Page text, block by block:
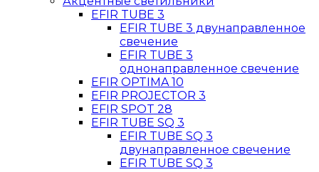
EFIR TUBE 3
EFIR TUBE 3 двунаправленное
свечение
EFIR TUBE 3
однонаправленное свечение
EFIR OPTIMA 10
EFIR PROJECTOR 3
EFIR SPOT 28
EFIR TUBE SQ 3
EFIR TUBE SQ 3
двунаправленное свечение
EFIR TUBE SQ 3